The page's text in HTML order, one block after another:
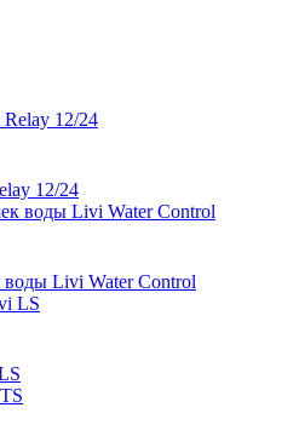
12/24
Livi Water Control